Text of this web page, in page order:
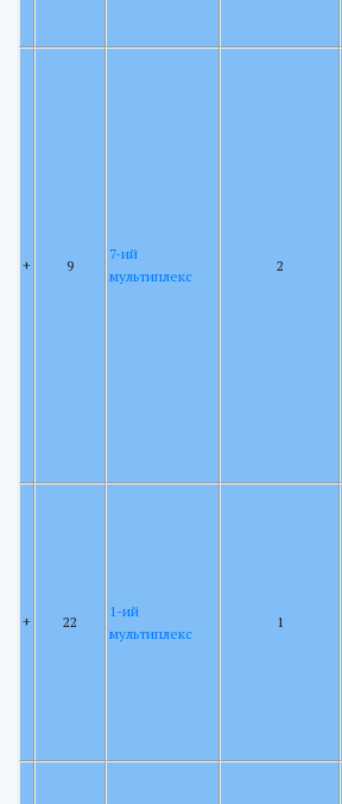
+ 9
7-ий
мультиплекс
2
+ 22
1-ий
мультиплекс
1